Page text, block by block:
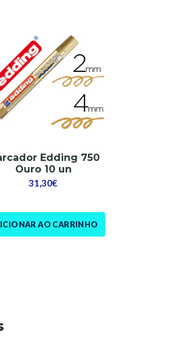
Edding 750
Ouro 10 un
31,30€
AO CARRINHO